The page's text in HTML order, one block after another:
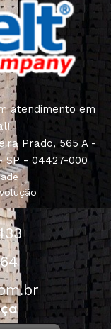
years of
to doubt their
the high
the products, a
as safety.
atendimento em
Prado, 565 A -
SP - 04427-000